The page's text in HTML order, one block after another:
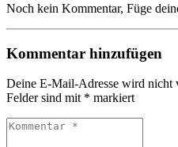
Noch kein Kommentar, Füge
Kommentar hinzufügen
Deine E-Mail-Adresse wird nicht
Felder sind mit * markiert
Kommentar